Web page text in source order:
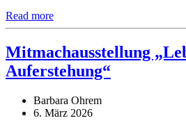
Read more
Mitmachausstellung
Auferstehung“
Barbara Ohrem
6. März 2026